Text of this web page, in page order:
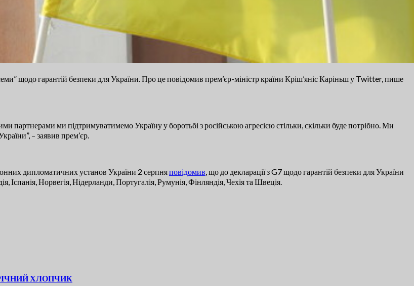
щодо гарантій безпеки для України. Про це повідомив прем’єр-міністр країни Кріш’яніс Каріньш у Twitter, пише
партнерами ми підтримуватимемо Україну у боротьбі з російською агресією стільки, скільки буде потрібно. Ми
– заявив прем’єр.
дипломатичних установ України 2 серпняповідомив , що до декларації з G7 щодо гарантій безпеки для України
Іспанія, Норвегія, Нідерланди, Португалія, Румунія, Фінляндія, Чехія та Швеція.
ХЛОПЧИК